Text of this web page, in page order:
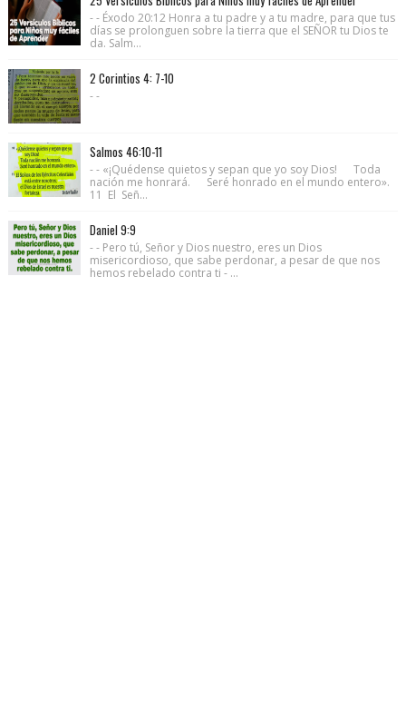
- - Éxodo 20:12 Honra a tu padre y a tu madre, para que tus
días se prolonguen sobre la tierra que el SEÑOR tu Dios te
da. Salm...
2 Corintios 4: 7-10
- -
Salmos 46:10-11
- - «¡Quédense quietos y sepan que yo soy Dios! Toda
nación me honrará. Seré honrado en el mundo entero».
11 El Señ...
Daniel 9:9
- - Pero tú, Señor y Dios nuestro, eres un Dios
misericordioso, que sabe perdonar, a pesar de que nos
hemos rebelado contra ti - ...